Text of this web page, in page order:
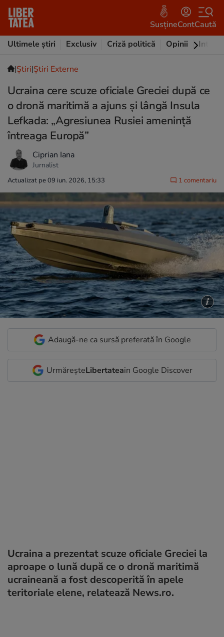
SusțineContCaută
Ultimele știri
Exclusiv Criză politică Opinii
|Ştiri|Știri Externe
Ucraina cere scuze oficiale Greciei după ce
o dronă maritimă a ajuns și lângă Insula
Lefkada: „Agresiunea Rusiei amenință
întreaga Europă”
Ciprian Iana
Jurnalist
Actualizat pe 09 iun. 2026, 15:33 1 comentariu
Adaugă-ne ca sursă preferată în Google
UrmăreșteLibertateain Google Discover
Ucraina a prezentat scuze oficiale Greciei la
aproape o lună după ce o dronă maritimă
ucraineană a fost descoperită în apele
teritoriale elene, relatează News.ro.